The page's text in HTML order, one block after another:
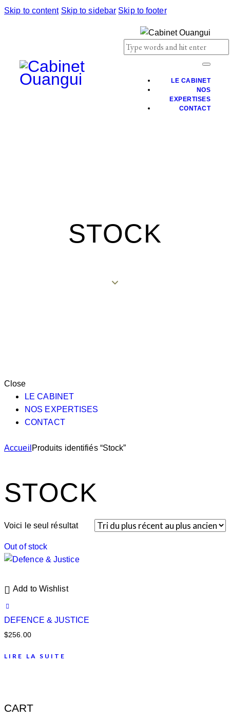
Skip to content Skip to sidebar Skip to footer
LE CABINET
NOS
EXPERTISES
CONTACT
STOCK
Close
LE CABINET
NOS EXPERTISES
CONTACT
Accueil Produits identifiés “Stock”
STOCK
Voici le seul résultat
Out of stock
Add to Wishlist
DEFENCE & JUSTICE
$256.00
LIRE LA SUITE
CART